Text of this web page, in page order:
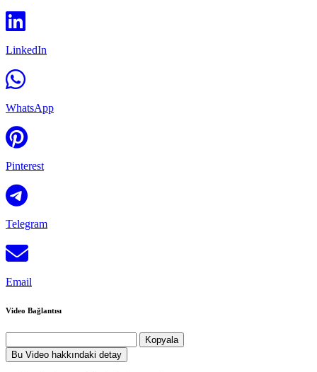
LinkedIn
WhatsApp
Pinterest
Telegram
Email
Video Bağlantısı
Kopyala
Bu Video hakkındaki detay